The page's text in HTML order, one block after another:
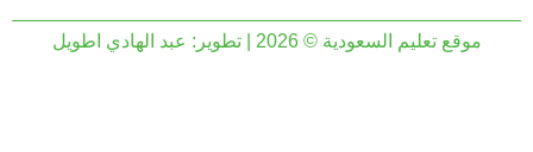
موقع تعليم السعودية © 2026 | تطوير: عبد الهادي اطويل